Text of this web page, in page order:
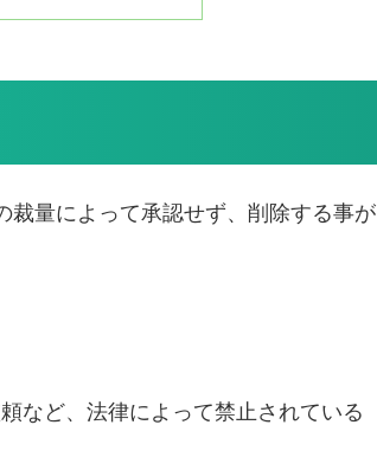
裁量によって承認せず、削除する事が
など、法律によって禁止されている